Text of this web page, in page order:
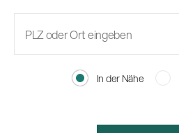
In der Nähe